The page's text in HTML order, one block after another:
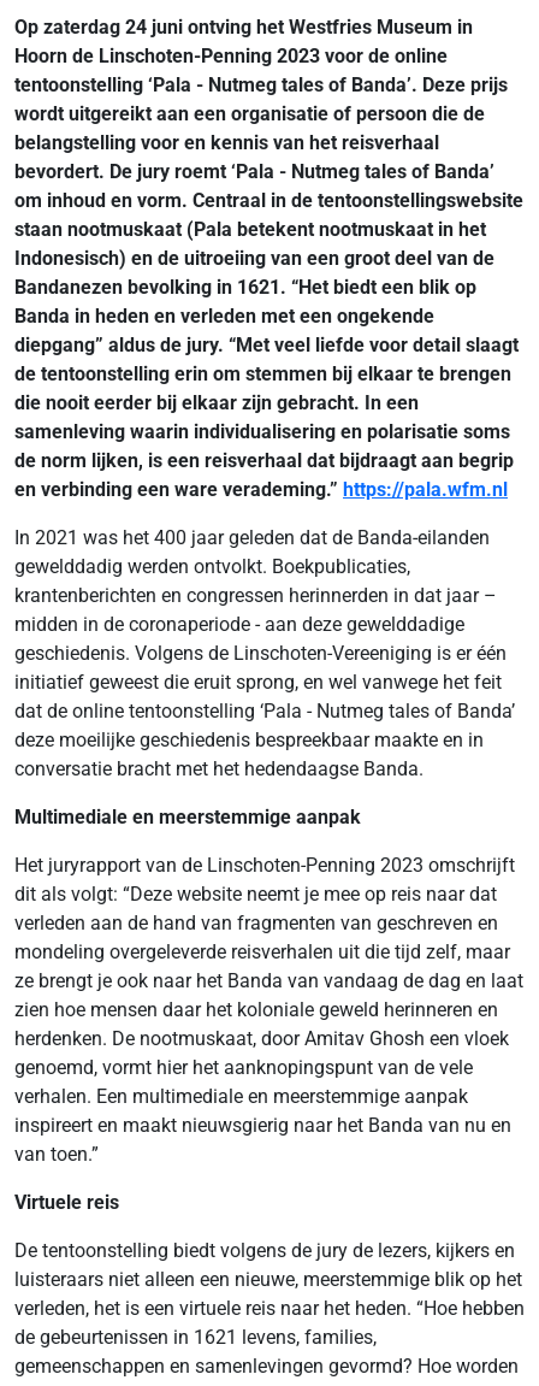
Op zaterdag 24 juni ontving het Westfries Museum in
Hoorn de Linschoten-Penning 2023 voor de online
tentoonstelling ‘Pala - Nutmeg tales of Banda’. Deze prijs
wordt uitgereikt aan een organisatie of persoon die de
belangstelling voor en kennis van het reisverhaal
bevordert. De jury roemt ‘Pala - Nutmeg tales of Banda’
om inhoud en vorm. Centraal in de tentoonstellingswebsite
staan nootmuskaat (Pala betekent nootmuskaat in het
Indonesisch) en de uitroeiing van een groot deel van de
Bandanezen bevolking in 1621. “Het biedt een blik op
Banda in heden en verleden met een ongekende
diepgang” aldus de jury. “Met veel liefde voor detail slaagt
de tentoonstelling erin om stemmen bij elkaar te brengen
die nooit eerder bij elkaar zijn gebracht. In een
samenleving waarin individualisering en polarisatie soms
de norm lijken, is een reisverhaal dat bijdraagt aan begrip
en verbinding een ware verademing.” https://pala.wfm.nl
In 2021 was het 400 jaar geleden dat de Banda-eilanden
gewelddadig werden ontvolkt. Boekpublicaties,
krantenberichten en congressen herinnerden in dat jaar –
midden in de coronaperiode - aan deze gewelddadige
geschiedenis. Volgens de Linschoten-Vereeniging is er één
initiatief geweest die eruit sprong, en wel vanwege het feit
dat de online tentoonstelling ‘Pala - Nutmeg tales of Banda’
deze moeilijke geschiedenis bespreekbaar maakte en in
conversatie bracht met het hedendaagse Banda.
Multimediale en meerstemmige aanpak
Het juryrapport van de Linschoten-Penning 2023 omschrijft
dit als volgt: “Deze website neemt je mee op reis naar dat
verleden aan de hand van fragmenten van geschreven en
mondeling overgeleverde reisverhalen uit die tijd zelf, maar
ze brengt je ook naar het Banda van vandaag de dag en laat
zien hoe mensen daar het koloniale geweld herinneren en
herdenken. De nootmuskaat, door Amitav Ghosh een vloek
genoemd, vormt hier het aanknopingspunt van de vele
verhalen. Een multimediale en meerstemmige aanpak
inspireert en maakt nieuwsgierig naar het Banda van nu en
van toen.”
Virtuele reis
De tentoonstelling biedt volgens de jury de lezers, kijkers en
luisteraars niet alleen een nieuwe, meerstemmige blik op het
verleden, het is een virtuele reis naar het heden. “Hoe hebben
de gebeurtenissen in 1621 levens, families,
gemeenschappen en samenlevingen gevormd? Hoe worden